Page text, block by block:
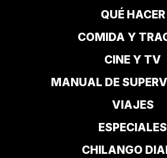
QUÉ HACER
COMIDA Y
CINE Y TV
MANUAL DE
VIAJES
ESPECIALES
CHILANGO